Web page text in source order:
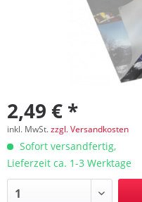
2,49 € *
inkl. MwSt.zzgl. Versandkosten
Sofort versandfertig,
Lieferzeit ca. 1-3 Werktage